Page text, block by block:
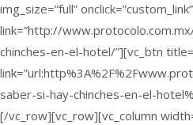
img_size=”full” onclick=”custom_link”
link=”http://
chinches-en-el-hotel/”][vc_btn
saber-si-hay-chinches-en-el-
[/vc_row][vc_row][vc_column